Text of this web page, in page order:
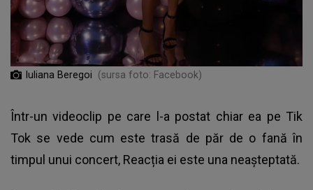
Iuliana Beregoi (sursa foto: Facebook)
Într-un videoclip pe care l-a postat chiar ea pe Tik
Tok se vede cum este trasă de păr de o fană în
timpul unui concert, Reacția ei este una neașteptată.